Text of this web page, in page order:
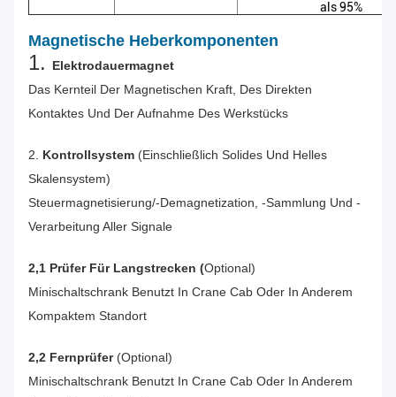
als 95%
Magnetische Heberkomponenten
1.
Elektrodauermagnet
Das Kernteil Der Magnetischen Kraft, Des Direkten
Kontaktes Und Der Aufnahme Des Werkstücks
2. Kontrollsystem (einschließlich Solides Und Helles
Skalensystem)
Steuermagnetisierung/-Demagnetization, -sammlung Und -
Verarbeitung Aller Signale
2,1 Prüfer Für Langstrecken (Optional)
Minischaltschrank Benutzt In Crane Cab Oder In Anderem
Kompaktem Standort
2,2 Fernprüfer(optional)
Minischaltschrank Benutzt In Crane Cab Oder In Anderem